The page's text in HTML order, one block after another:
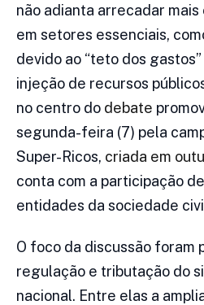
não adianta arrecadar
em setores essenciais,
devido ao “teto dos
injeção de recursos
no centro do debate
segunda-feira (7) pela
Super-Ricos, criada em
conta com a participação
entidades da sociedade
O foco da discussão foram
regulação e tributação do
nacional. Entre elas a